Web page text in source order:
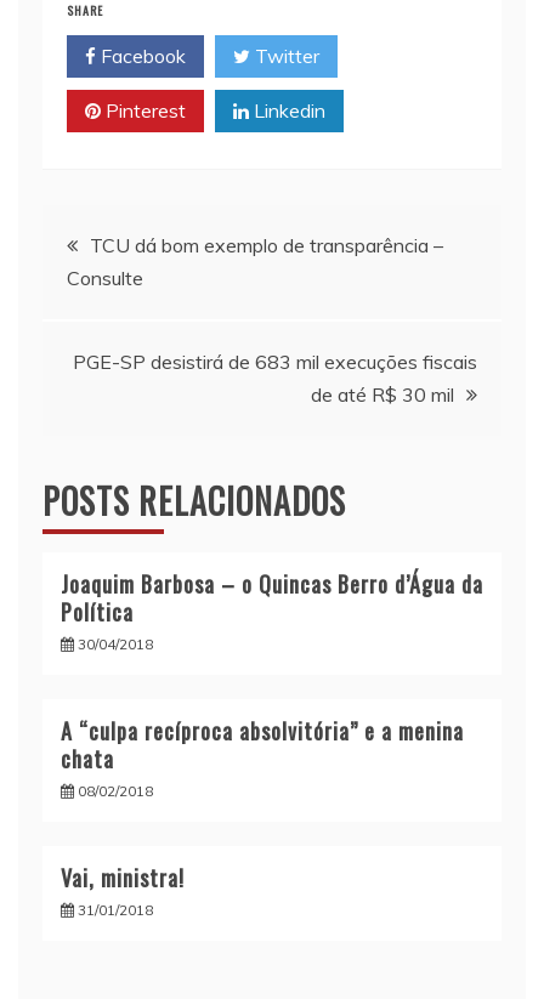
A
p
p
i
n
k
SHARE
Facebook Twitter
Pinterest Linkedin
Navegação
de
Post
TCU dá bom exemplo de transparência –
Consulte
PGE-SP desistirá de 683 mil execuções fiscais
de até R$ 30 mil
POSTS RELACIONADOS
Joaquim Barbosa – o Quincas Berro d’Água da
Política
30/04/2018
A “culpa recíproca absolvitória” e a menina
chata
08/02/2018
Vai, ministra!
31/01/2018